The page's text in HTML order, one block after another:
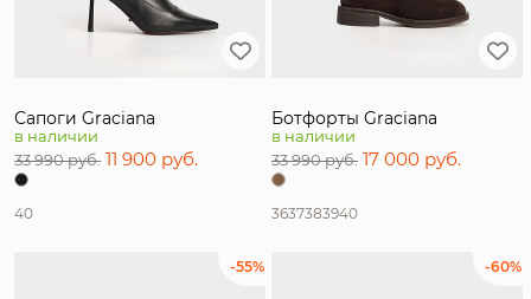
Сапоги Graciana
в наличии
33 990 руб. 11 900 руб.
40
Ботфорты Graciana
в наличии
33 990 руб. 17 000 руб.
3637383940
-55% -60%